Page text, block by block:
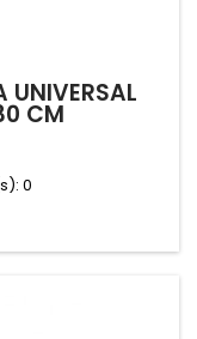
UNIVERSAL
CM
0